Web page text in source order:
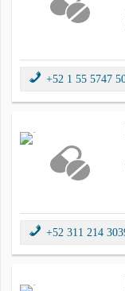
+52 1 55 5747
+52 311 214